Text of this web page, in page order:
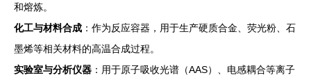
和熔炼。
化工与材料合成 ：作为反应容器，用于生产硬质合金、荧光粉、石
墨烯等相关材料的高温合成过程。
实验室与分析仪器 ：用于原子吸收光谱（AAS）、电感耦合等离子